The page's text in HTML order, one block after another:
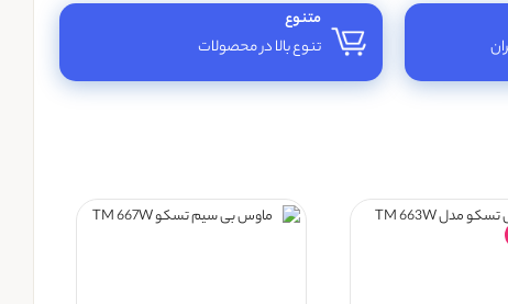
متنوع
تنوع بالا در محصولات